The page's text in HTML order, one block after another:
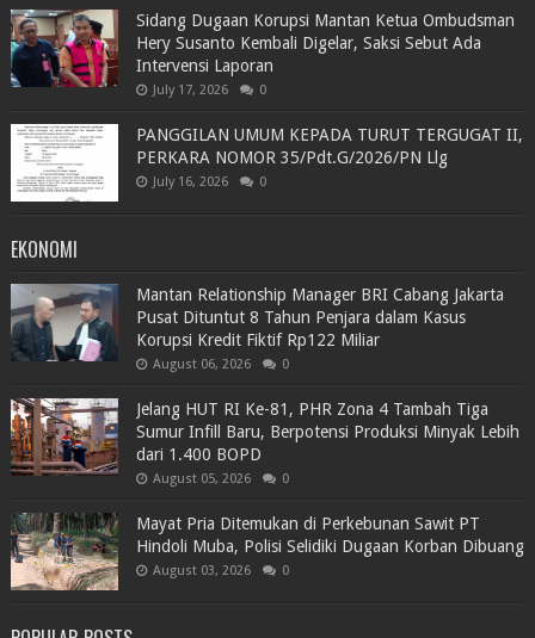
Sidang Dugaan Korupsi Mantan Ketua Ombudsman
Hery Susanto Kembali Digelar, Saksi Sebut Ada
Intervensi Laporan
July 17, 2026 0
PANGGILAN UMUM KEPADA TURUT TERGUGAT II,
PERKARA NOMOR 35/Pdt.G/2026/PN Llg
July 16, 2026 0
EKONOMI
Mantan Relationship Manager BRI Cabang Jakarta
Pusat Dituntut 8 Tahun Penjara dalam Kasus
Korupsi Kredit Fiktif Rp122 Miliar
August 06, 2026 0
Jelang HUT RI Ke-81, PHR Zona 4 Tambah Tiga
Sumur Infill Baru, Berpotensi Produksi Minyak Lebih
dari 1.400 BOPD
August 05, 2026 0
Mayat Pria Ditemukan di Perkebunan Sawit PT
Hindoli Muba, Polisi Selidiki Dugaan Korban Dibuang
August 03, 2026 0